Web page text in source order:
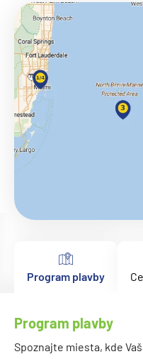
Program plavby
Program plavby
Spoznajte miesta, kde